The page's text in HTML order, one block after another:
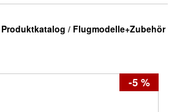
Produktkatalog / Flugmodelle+Zubehör
-5 %